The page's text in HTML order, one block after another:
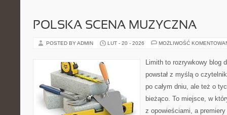
POLSKA SCENA MUZYCZNA
POSTED BY ADMIN LUT - 20 - 2026 MOŻLIWOŚĆ
Limith to rozrywkowy blog
powstał z myślą o
po całym dniu, ale też o
bieżąco. To miejsce, w
z opowieściami, a